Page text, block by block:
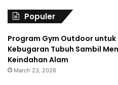
Populer
Program Gym Outdoor untuk
Kebugaran Tubuh Sambil
Keindahan Alam
March 23, 2026